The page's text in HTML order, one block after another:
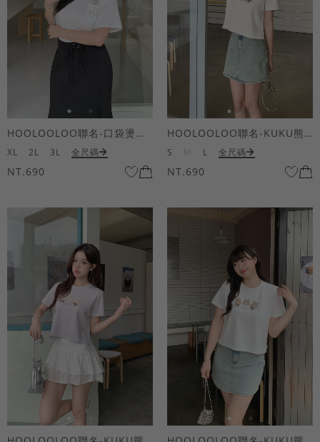
HOOLOOLOO聯名-口袋燙金KUKU熊短袖上衣
XL 2L 3L 全尺碼
NT.690
HOOLOOLOO聯名-KUKU熊蝴蝶結短袖上衣
S L 全尺碼
NT.690